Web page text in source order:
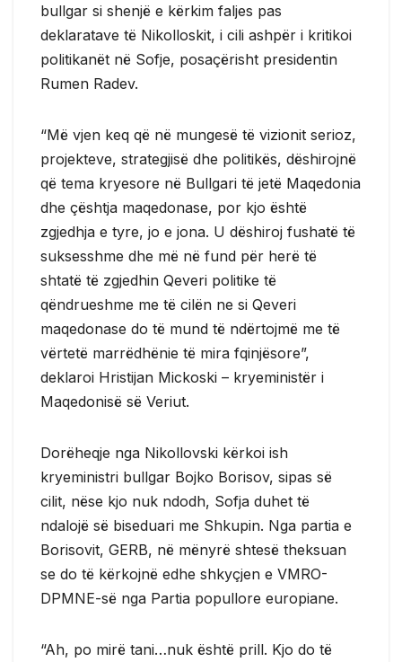
bullgar si shenjë e kërkim faljes pas
deklaratave të Nikolloskit, i cili ashpër i kritikoi
politikanët në Sofje, posaçërisht presidentin
Rumen Radev.
“Më vjen keq që në mungesë të vizionit serioz,
projekteve, strategjisë dhe politikës, dëshirojnë
që tema kryesore në Bullgari të jetë Maqedonia
dhe çështja maqedonase, por kjo është
zgjedhja e tyre, jo e jona. U dëshiroj fushatë të
suksesshme dhe më në fund për herë të
shtatë të zgjedhin Qeveri politike të
qëndrueshme me të cilën ne si Qeveri
maqedonase do të mund të ndërtojmë me të
vërtetë marrëdhënie të mira fqinjësore”,
deklaroi Hristijan Mickoski – kryeministër i
Maqedonisë së Veriut.
Dorëheqje nga Nikollovski kërkoi ish
kryeministri bullgar Bojko Borisov, sipas së
cilit, nëse kjo nuk ndodh, Sofja duhet të
ndalojë së biseduari me Shkupin. Nga partia e
Borisovit, GERB, në mënyrë shtesë theksuan
se do të kërkojnë edhe shkyçjen e VMRO-
DPMNE-së nga Partia popullore europiane.
“Ah, po mirë tani…nuk është prill. Kjo do të